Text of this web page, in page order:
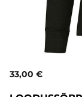
33,00 €